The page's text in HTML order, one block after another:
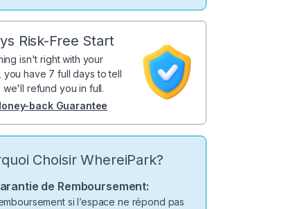
Risk-Free Start
isn't right with your
you have 7 full days to tell
we'll refund you in full.
back Guarantee
Choisir WhereiPark?
de Remboursement:
si l’espace ne répond pas